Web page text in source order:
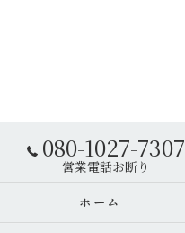
080-1027-7307
ホーム